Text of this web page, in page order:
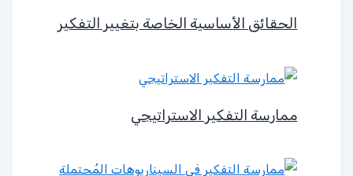
الحقائق الأساسية الخاصة بتغيير التفكير
ممارسة التفكير الاستراتيجي